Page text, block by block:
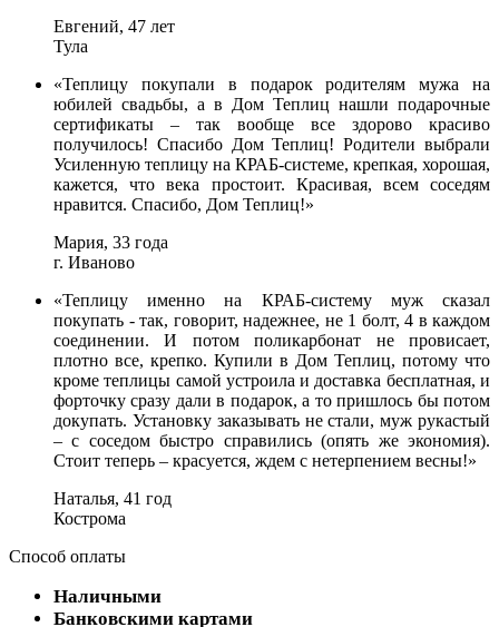
Евгений, 47 лет
Тула
«Теплицу покупали в подарок родителям мужа на
юбилей свадьбы, а в Дом Теплиц нашли подарочные
сертификаты – так вообще все здорово красиво
получилось! Спасибо Дом Теплиц! Родители выбрали
Усиленную теплицу на КРАБ-системе, крепкая, хорошая,
кажется, что века простоит. Красивая, всем соседям
нравится. Спасибо, Дом Теплиц!»
Мария, 33 года
г. Иваново
«Теплицу именно на КРАБ-систему муж сказал
покупать - так, говорит, надежнее, не 1 болт, 4 в каждом
соединении. И потом поликарбонат не провисает,
плотно все, крепко. Купили в Дом Теплиц, потому что
кроме теплицы самой устроила и доставка бесплатная, и
форточку сразу дали в подарок, а то пришлось бы потом
докупать. Установку заказывать не стали, муж рукастый
– с соседом быстро справились (опять же экономия).
Стоит теперь – красуется, ждем с нетерпением весны!»
Наталья, 41 год
Кострома
Способ оплаты
Наличными
Банковскими картами